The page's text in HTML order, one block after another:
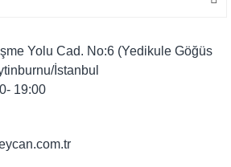
Yolu Cad. No:6 (Yedikule Göğüs
İstanbul
19:00